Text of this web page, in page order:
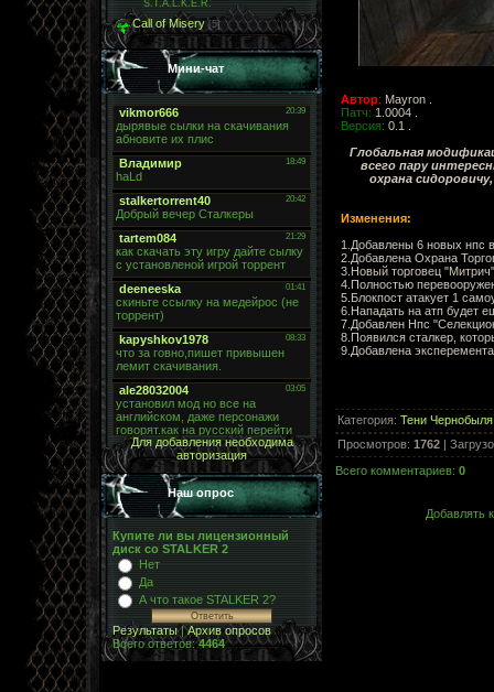
S.T.A.L.K.E.R.
Call of Misery [5]
Мини-чат
Для добавления необходима
авторизация
Наш опрос
Купите ли вы лицензионный
диск со STALKER 2
Нет
Да
А что такое STALKER 2?
Результаты|Архив опросов
Всего ответов:4464
Автор: Mayron .
Патч: 1.0004 .
Версия: 0.1 .
Глобальная
всего пару
охрана
Изменения:
1.Добавлены 6 новых нпс в
2.Добавлена Охрана
3.Новый торговец "Митрич"
4.Полностью
5.Блокпост атакует 1
6.Нападать на атп будет
7.Добавлен Нпс
8.Появился сталкер,
9.Добавлена
Категория: Тени Чернобыля
Просмотров: 1762 |
Всего комментариев: 0
Добавлять